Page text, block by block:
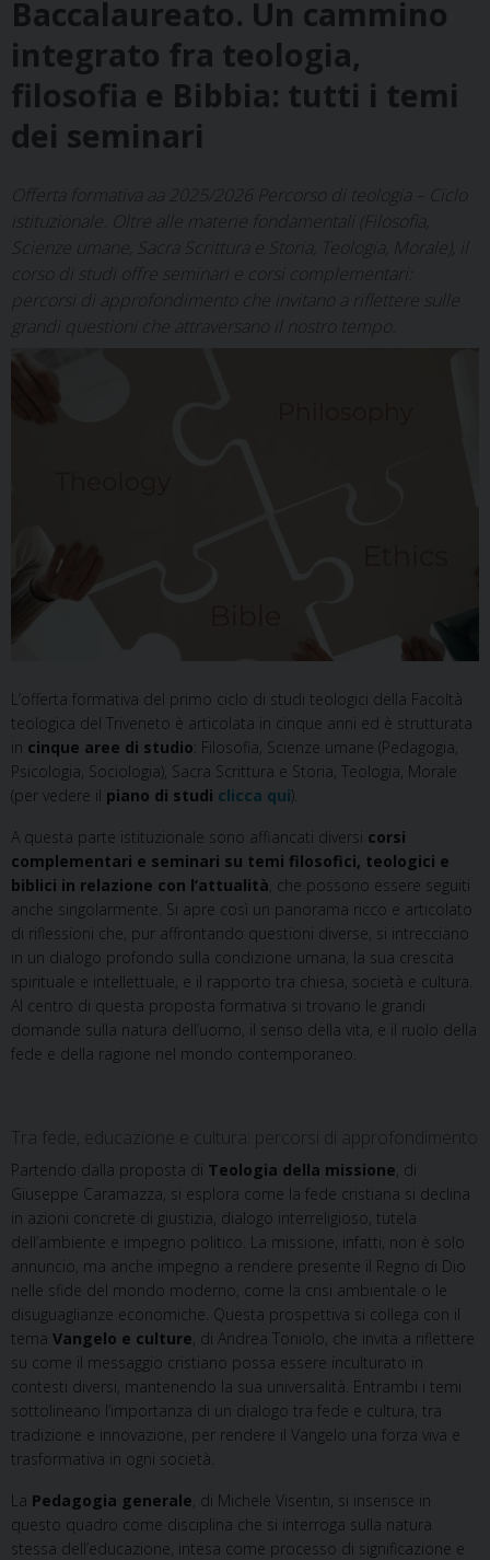
Baccalaureato. Un cammino
integrato fra teologia,
filosofia e Bibbia: tutti i temi
dei seminari
Offerta formativa aa 2025/2026 Percorso di teologia – Ciclo
istituzionale. Oltre alle materie fondamentali (Filosofia,
Scienze umane, Sacra Scrittura e Storia, Teologia, Morale), il
corso di studi offre seminari e corsi complementari:
percorsi di approfondimento che invitano a riflettere sulle
grandi questioni che attraversano il nostro tempo.
L’offerta formativa del primo ciclo di studi teologici della Facoltà
teologica del Triveneto è articolata in cinque anni ed è strutturata
in cinque aree di studio: Filosofia, Scienze umane (Pedagogia,
Psicologia, Sociologia), Sacra Scrittura e Storia, Teologia, Morale
(per vedere il piano di studi clicca qui).
A questa parte istituzionale sono affiancati diversi corsi
complementari e seminari su temi filosofici, teologici e
biblici in relazione con l’attualità , che possono essere seguiti
anche singolarmente. Si apre così un panorama ricco e articolato
di riflessioni che, pur affrontando questioni diverse, si intrecciano
in un dialogo profondo sulla condizione umana, la sua crescita
spirituale e intellettuale, e il rapporto tra chiesa, società e cultura.
Al centro di questa proposta formativa si trovano le grandi
domande sulla natura dell’uomo, il senso della vita, e il ruolo della
fede e della ragione nel mondo contemporaneo.
Tra fede, educazione e cultura: percorsi di approfondimento
Partendo dalla proposta di Teologia della missione , di
Giuseppe Caramazza, si esplora come la fede cristiana si declina
in azioni concrete di giustizia, dialogo interreligioso, tutela
dell’ambiente e impegno politico. La missione, infatti, non è solo
annuncio, ma anche impegno a rendere presente il Regno di Dio
nelle sfide del mondo moderno, come la crisi ambientale o le
disuguaglianze economiche. Questa prospettiva si collega con il
tema Vangelo e culture , di Andrea Toniolo, che invita a riflettere
su come il messaggio cristiano possa essere inculturato in
contesti diversi, mantenendo la sua universalità. Entrambi i temi
sottolineano l’importanza di un dialogo tra fede e cultura, tra
tradizione e innovazione, per rendere il Vangelo una forza viva e
trasformativa in ogni società.
La Pedagogia generale , di Michele Visentin, si inserisce in
questo quadro come disciplina che si interroga sulla natura
stessa dell’educazione, intesa come processo di significazione e